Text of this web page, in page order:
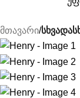
მთავარი